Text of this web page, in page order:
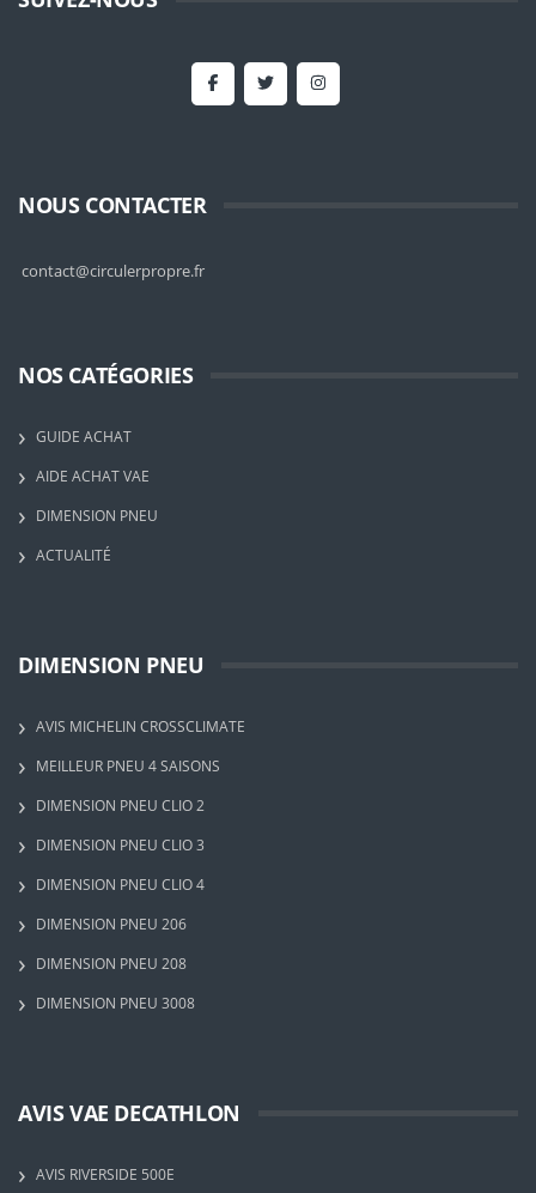
NOUS CONTACTER
contact@circulerpropre.fr
NOS CATÉGORIES
GUIDE ACHAT
AIDE ACHAT VAE
DIMENSION PNEU
ACTUALITÉ
DIMENSION PNEU
AVIS MICHELIN CROSSCLIMATE
MEILLEUR PNEU 4 SAISONS
DIMENSION PNEU CLIO 2
DIMENSION PNEU CLIO 3
DIMENSION PNEU CLIO 4
DIMENSION PNEU 206
DIMENSION PNEU 208
DIMENSION PNEU 3008
AVIS VAE DECATHLON
AVIS RIVERSIDE 500E